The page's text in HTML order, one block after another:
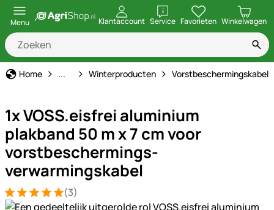
Menu Klantaccount ServiceopenenFavorieten Winkelwagen
Home Stal & Erf
... Winterproducten Vorstbeschermingskabel
1x VOSS.eisfrei aluminium
plakband 50 m x 7 cm voor
vorstbeschermings-
verwarmingskabel
Beoordeling: 5 van 5 (3 beoordelingen)
3 Bewertungen
(3)
Productgalerij